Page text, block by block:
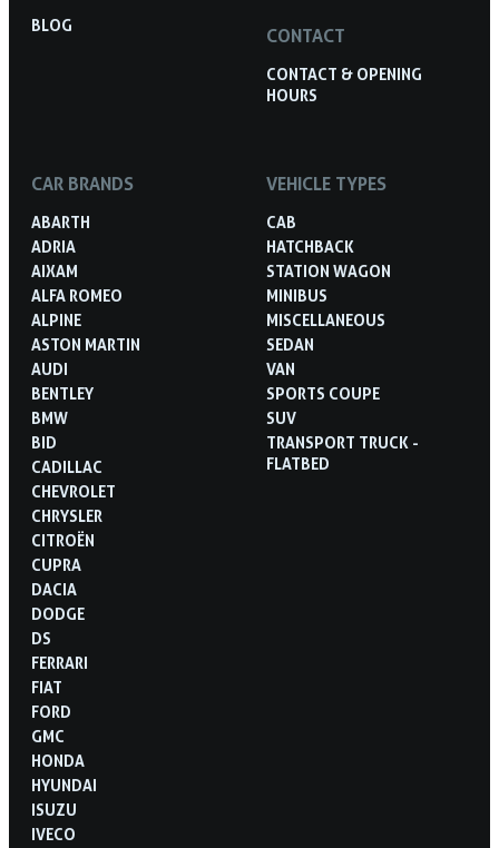
BLOG CONTACT
CONTACT & OPENING
HOURS
CAR BRANDS
ABARTH
ADRIA
AIXAM
ALFA ROMEO
ALPINE
ASTON MARTIN
AUDI
BENTLEY
BMW
BID
CADILLAC
CHEVROLET
CHRYSLER
CITROËN
CUPRA
DACIA
DODGE
DS
FERRARI
FIAT
FORD
GMC
HONDA
HYUNDAI
ISUZU
IVECO
VEHICLE TYPES
CAB
HATCHBACK
STATION WAGON
MINIBUS
MISCELLANEOUS
SEDAN
VAN
SPORTS COUPE
SUV
TRANSPORT TRUCK -
FLATBED